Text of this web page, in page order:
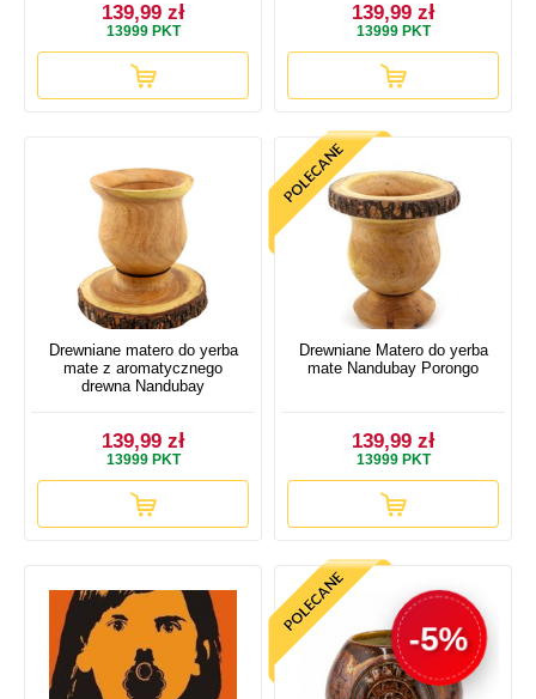
139,99 zł
13999PKT
139,99 zł
13999PKT
Drewniane matero do yerba
mate z aromatycznego
drewna Nandubay
139,99 zł
13999PKT
Drewniane Matero do yerba
mate Nandubay Porongo
139,99 zł
13999PKT
-5%